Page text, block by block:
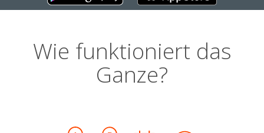
Wie funktioniert das
Ganze?